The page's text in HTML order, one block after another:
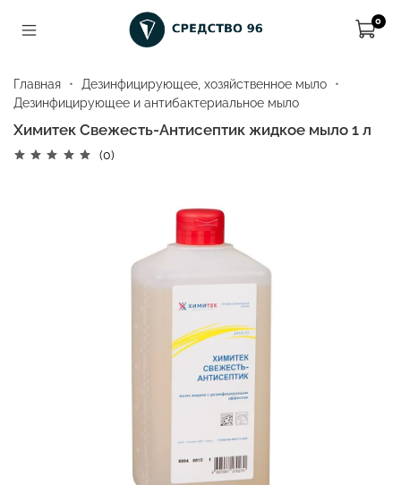
0
Главная
Дезинфицирующее, хозяйственное мыло
Дезинфицирующее и антибактериальное мыло
Химитек Свежесть-Антисептик жидкое мыло 1 л
(0)